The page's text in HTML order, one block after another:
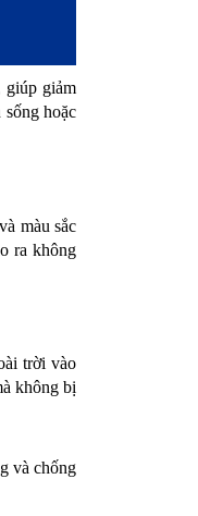
giúp giảm
hoặc
màu sắc
ra không
trời vào
không bị
và chống